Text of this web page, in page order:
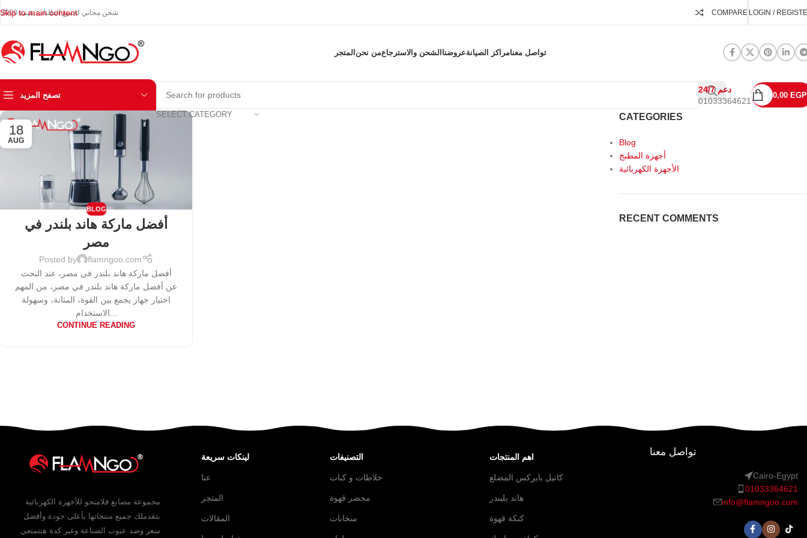
Skip to main content
شحن مجاني لجميع الطلبات بقيمة 3000 COMPARE LOGIN /
المتجرمن نحنالشحن والاسترجاععروضنامراكز الصيانةتواصل معنا
تصفح المزيد
SELECT CATEGORY
24/7 دعم
01033364621
0,00 EGP
18
AUG
BLOG
أفضل ماركة هاند بلندر في
مصر
Posted by
flamngoo.com
أفضل ماركة هاند بلندر في مصر، عند البحث
عن أفضل ماركة هاند بلندر في مصر، من المهم
اختيار جهاز يجمع بين القوة، المتانة، وسهولة
CONTINUE READING
CATEGORIES
Blog
أجهزة المطبخ
الأجهزة الكهربائية
RECENT COMMENTS
مجموعة مصانع فلامنجو للأجهزة الكهربائية
بتقدملك جميع منتجاتها بأعلى جودة وأفضل
سعر وضد عيوب الصناعة وغير كدة هتتمتعي
لينكات سريعة
عنا
المتجر
المقالات
التصنيفات
خلاطات و كبات
محضر قهوة
سخانات
اهم المنتجات
كاتيل بايركس المضلع
هاند بليندر
كنكة قهوة
تواصل معنا
Cairo-Egypt
01033364621
info@flamngoo.com